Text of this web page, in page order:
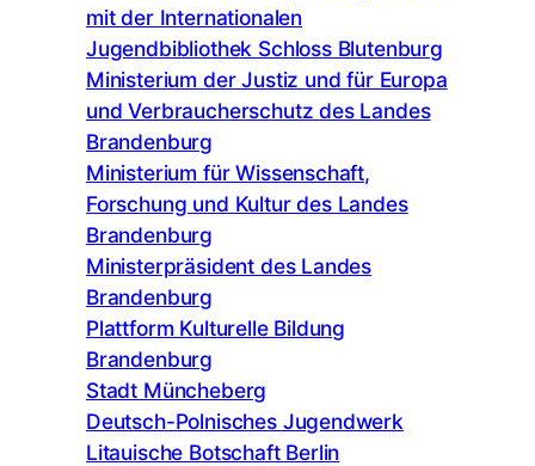
mit der Internationalen
Jugendbibliothek Schloss Blutenburg
Ministerium der Justiz und für Europa
und Verbraucherschutz des Landes
Brandenburg
Ministerium für Wissenschaft,
Forschung und Kultur des Landes
Brandenburg
Ministerpräsident des Landes
Brandenburg
Plattform Kulturelle Bildung
Brandenburg
Stadt Müncheberg
Deutsch-Polnisches Jugendwerk
Litauische Botschaft Berlin